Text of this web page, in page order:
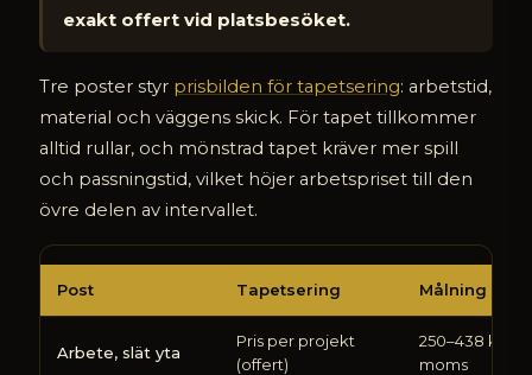
exakt offert vid platsbesöket.
Tre poster styr prisbilden för tapetsering: arbetstid,
material och väggens skick. För tapet tillkommer
alltid rullar, och mönstrad tapet kräver mer spill
och passningstid, vilket höjer arbetspriset till den
övre delen av intervallet.
per
Post Tapetsering Målning av
Arbete, slät yta
Pris per projekt
(offert)
250–438 kr/
moms